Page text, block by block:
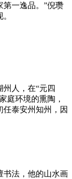
第一逸品。”倪瓒
人，在“元四
庭环境的熏陶，
泰安州知州，因
书法，他的山水画